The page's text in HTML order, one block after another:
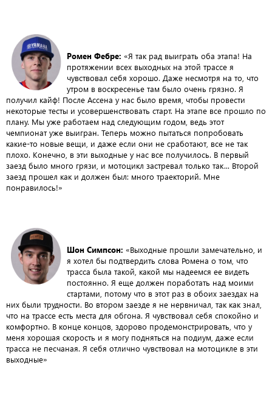
Ромен Фебре: «Я так рад выиграть оба этапа! На
протяжении всех выходных на этой трассе я
чувствовал себя хорошо. Даже несмотря на то, что
утром в воскресенье там было очень грязно. Я
получил кайф! После Ассена у нас было время, чтобы провести
некоторые тесты и усовершенствовать старт. На этапе все прошло по
плану. Мы уже работаем над следующим годом, ведь этот
чемпионат уже выигран. Теперь можно пытаться попробовать
какие-то новые вещи, и даже если они не сработают, все не так
плохо. Конечно, в эти выходные у нас все получилось. В первый
заезд было много грязи, и мотоцикл застревал только так... Второй
заезд прошел как и должен был: много траекторий. Мне
понравилось!»
Шон Симпсон: «Выходные прошли замечательно, и
я хотел бы подтвердить слова Ромена о том, что
трасса была такой, какой мы надеемся ее видеть
постоянно. Я еще должен поработать над моими
стартами, потому что в этот раз в обоих заездах на
них были трудности. Во втором заезде я не нервничал, так как знал,
что на трассе есть места для обгона. Я чувствовал себя спокойно и
комфортно. В конце концов, здорово продемонстрировать, что у
меня хорошая скорость и я могу подняться на подиум, даже если
трасса не песчаная. Я себя отлично чувствовал на мотоцикле в эти
выходные»